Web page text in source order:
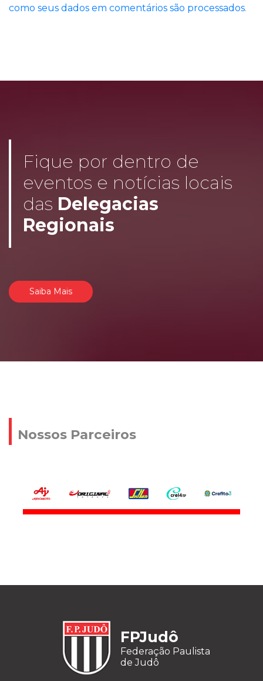
como seus dados em comentários são processados.
Fique por dentro de
eventos e notícias locais
das Delegacias
Regionais
Saiba Mais
Nossos Parceiros
FPJudô
Federação Paulista
de Judô